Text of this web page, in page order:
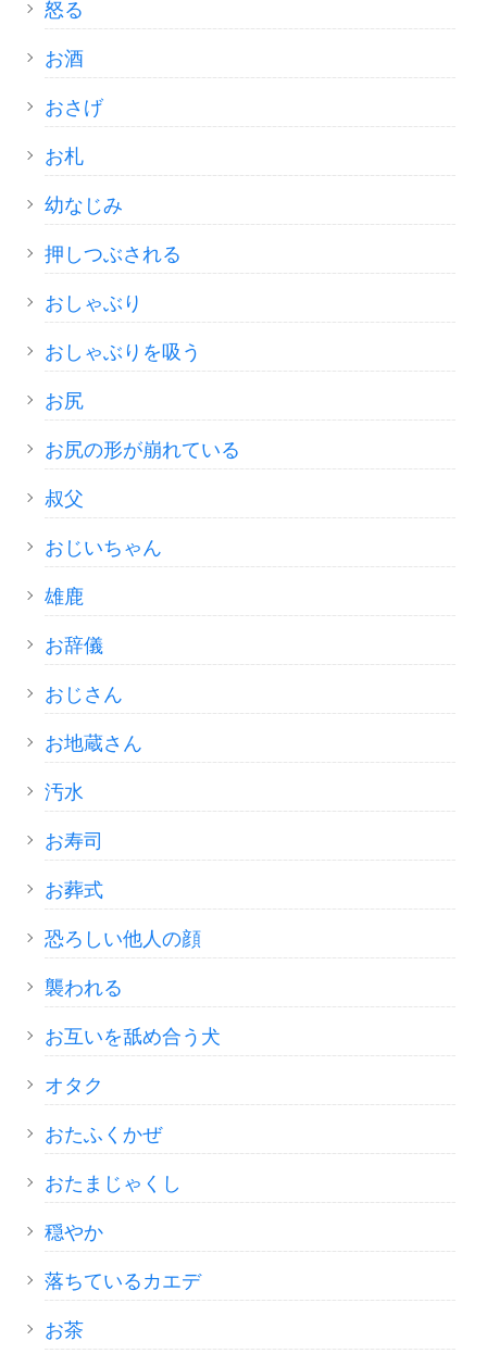
怒る
お酒
おさげ
お札
幼なじみ
押しつぶされる
おしゃぶり
おしゃぶりを吸う
お尻
お尻の形が崩れている
叔父
おじいちゃん
雄鹿
お辞儀
おじさん
お地蔵さん
汚水
お寿司
お葬式
恐ろしい他人の顔
襲われる
お互いを舐め合う犬
オタク
おたふくかぜ
おたまじゃくし
穏やか
落ちているカエデ
お茶